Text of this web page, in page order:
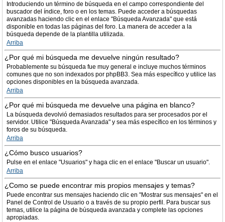
Introduciendo un término de búsqueda en el campo correspondiente del
buscador del índice, foro o en los temas. Puede acceder a búsquedas
avanzadas haciendo clic en el enlace "Búsqueda Avanzada" que está
disponible en todas las páginas del foro. La manera de acceder a la
búsqueda depende de la plantilla utilizada.
Arriba
¿Por qué mi búsqueda me devuelve ningún resultado?
Probablemente su búsqueda fue muy general e incluye muchos términos
comunes que no son indexados por phpBB3. Sea más específico y utilice las
opciones disponibles en la búsqueda avanzada.
Arriba
¿Por qué mi búsqueda me devuelve una página en blanco?
La búsqueda devolvió demasiados resultados para ser procesados por el
servidor. Utilice "Búsqueda Avanzada" y sea más específico en los términos y
foros de su búsqueda.
Arriba
¿Cómo busco usuarios?
Pulse en el enlace "Usuarios" y haga clic en el enlace "Buscar un usuario".
Arriba
¿Como se puede encontrar mis propios mensajes y temas?
Puede encontrar sus mensajes haciendo clic en "Mostrar sus mensajes" en el
Panel de Control de Usuario o a través de su propio perfil. Para buscar sus
temas, utilice la página de búsqueda avanzada y complete las opciones
apropiadas.